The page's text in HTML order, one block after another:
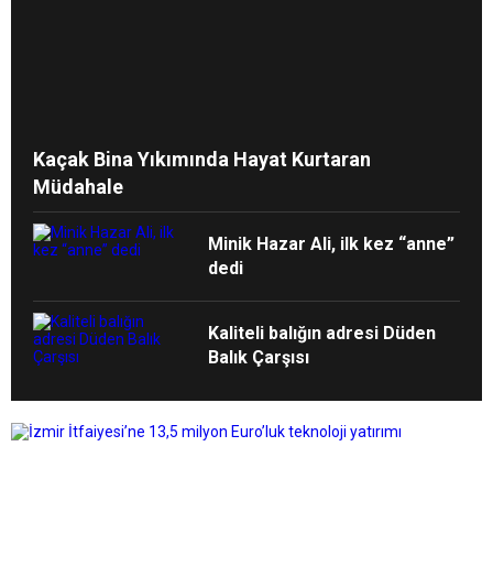
Kaçak Bina Yıkımında Hayat Kurtaran
Müdahale
Minik Hazar Ali, ilk kez “anne”
dedi
Kaliteli balığın adresi Düden
Balık Çarşısı